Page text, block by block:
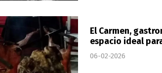
El Carmen,
espacio ideal
06-02-2026